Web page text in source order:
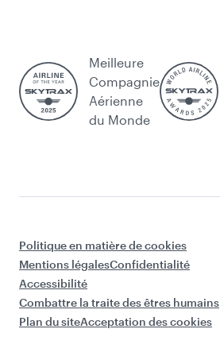
Meilleure
Compagnie
Aérienne
du Monde
Politique en matière de cookies
Mentions légalesConfidentialité
Accessibilité
Combattre la traite des êtres humains
Plan du siteAcceptation des cookies